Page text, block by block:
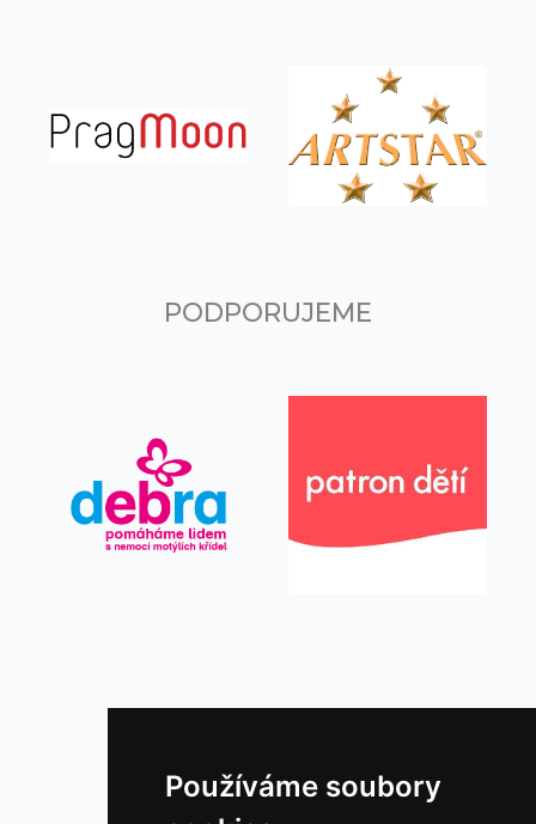
Používáme soubory
PODPORUJEME
Divadlo Na Maninách